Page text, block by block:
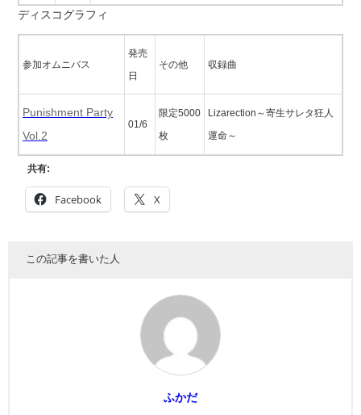
ディスコグラフィ
参加オムニバス
発売
日
その他 収録曲
Punishment Party
Vol.2
01/6
限定5000
枚
Lizarection～寄生サレタ狂人
運命～
共有:
Facebook X
この記事を書いた人
ふかだ